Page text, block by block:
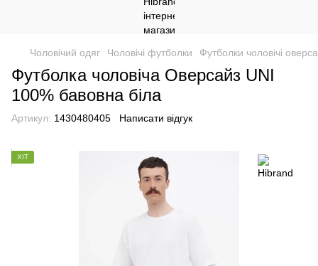
Чоловічий одяг Чоловічі футболки Футболки чоловічі
Футболка чоловіча Оверсайз UNI
100% бавовна біла
Артикул: 1430480405 Написати відгук
ХІТ